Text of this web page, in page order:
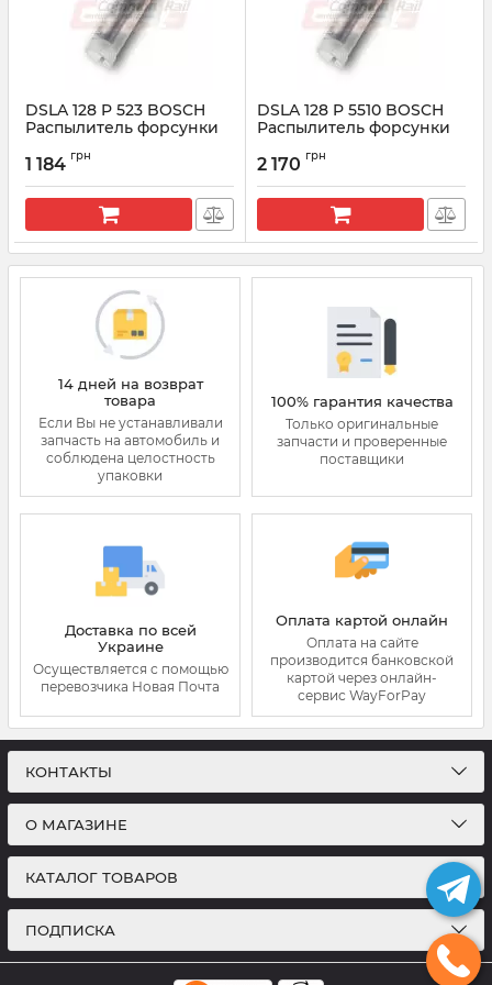
DSLA 128 P 523 BOSCH
Распылитель форсунки
Артикул:
1 184 грн
DSLA 128 P 5510 BOSCH
Распылитель форсунки
Артикул:
2 170 грн
14 дней на возврат
товара
Если Вы не устанавливали
запчасть на автомобиль и
соблюдена целостность
упаковки
100% гарантия качества
Только оригинальные
запчасти и проверенные
поставщики
Доставка по всей
Украине
Осуществляется с помощью
перевозчика Новая Почта
Оплата картой онлайн
Оплата на сайте
производится банковской
картой через онлайн-
сервис WayForPay
КОНТАКТЫ
О МАГАЗИНЕ
КАТАЛОГ ТОВАРОВ
ПОДПИСКА